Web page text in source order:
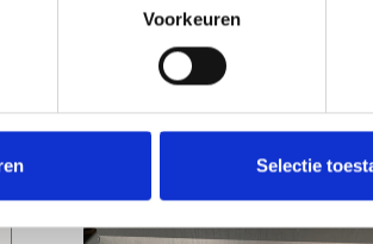
Voorkeuren
Selectie
alu vuiltrechter tbv